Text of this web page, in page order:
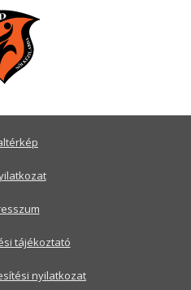
tájékoztató
nyilatkozat